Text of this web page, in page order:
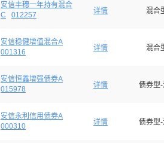
安信丰穗一年持有混合
C
012257 详情 混合
安信稳健增值混合A
001316
详情 混合
安信恒鑫增强债券A
015978
详情 债券型
安信永利信用债券A
000310
详情 债券型